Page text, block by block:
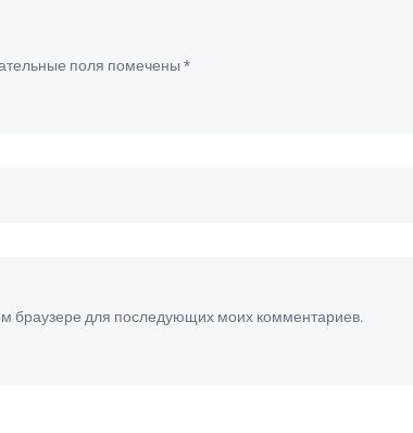
поля помечены *
браузере для последующих моих комментариев.